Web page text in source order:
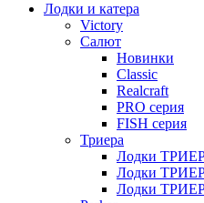
Лодки и катера
Victory
Салют
Новинки
Classic
Realcraft
PRO серия
FISH серия
Триера
Лодки
Лодки
Лодки